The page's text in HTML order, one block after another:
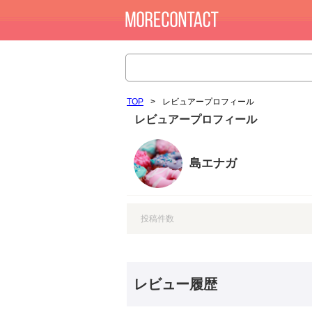
TOP > レビュアープロフィール
レビュアープロフィール
島エナガ
投稿件数
レビュー履歴